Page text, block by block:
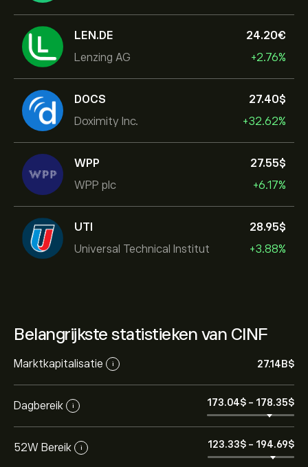
LEN.DE
Lenzing AG
24.20‎€‎
+2.76%
DOCS
Doximity Inc.
27.40‎$‎
+32.62%
WPP
WPP plc
27.55‎$‎
+6.17%
UTI
Universal Technical Institut
28.95‎$‎
+3.88%
Belangrijkste statistieken van CINF
Marktkapitalisatie i 27.14B‎$‎
Dagbereik i 173.04‎$‎ - 178.35‎$‎
52W Bereik i 123.33‎$‎ - 194.69‎$‎